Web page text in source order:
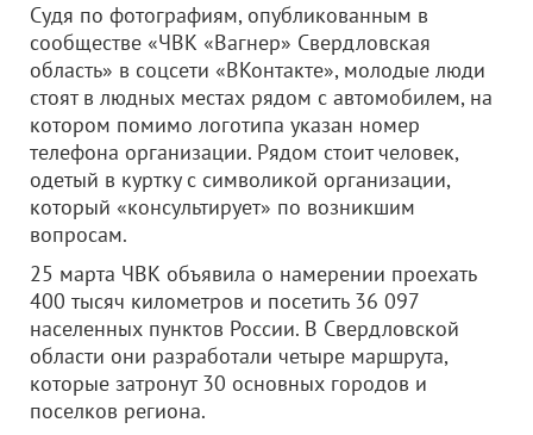
Судя по фотографиям, опубликованным в
сообществе «ЧВК «Вагнер» Свердловская
область» в соцсети «ВКонтакте», молодые люди
стоят в людных местах рядом с автомобилем, на
котором помимо логотипа указан номер
телефона организации. Рядом стоит человек,
одетый в куртку с символикой организации,
который «консультирует» по возникшим
вопросам.
25 марта ЧВК объявила о намерении проехать
400 тысяч километров и посетить 36 097
населенных пунктов России. В Свердловской
области они разработали четыре маршрута,
которые затронут 30 основных городов и
поселков региона.